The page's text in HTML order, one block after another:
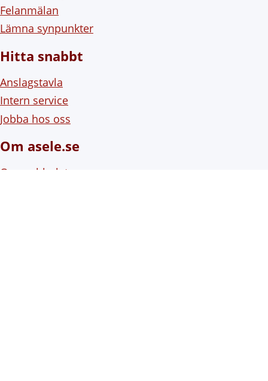
Felanmälan
Lämna synpunkter
Hitta snabbt
Anslagstavla
Intern service
Jobba hos oss
Om asele.se
Om webbplatsen